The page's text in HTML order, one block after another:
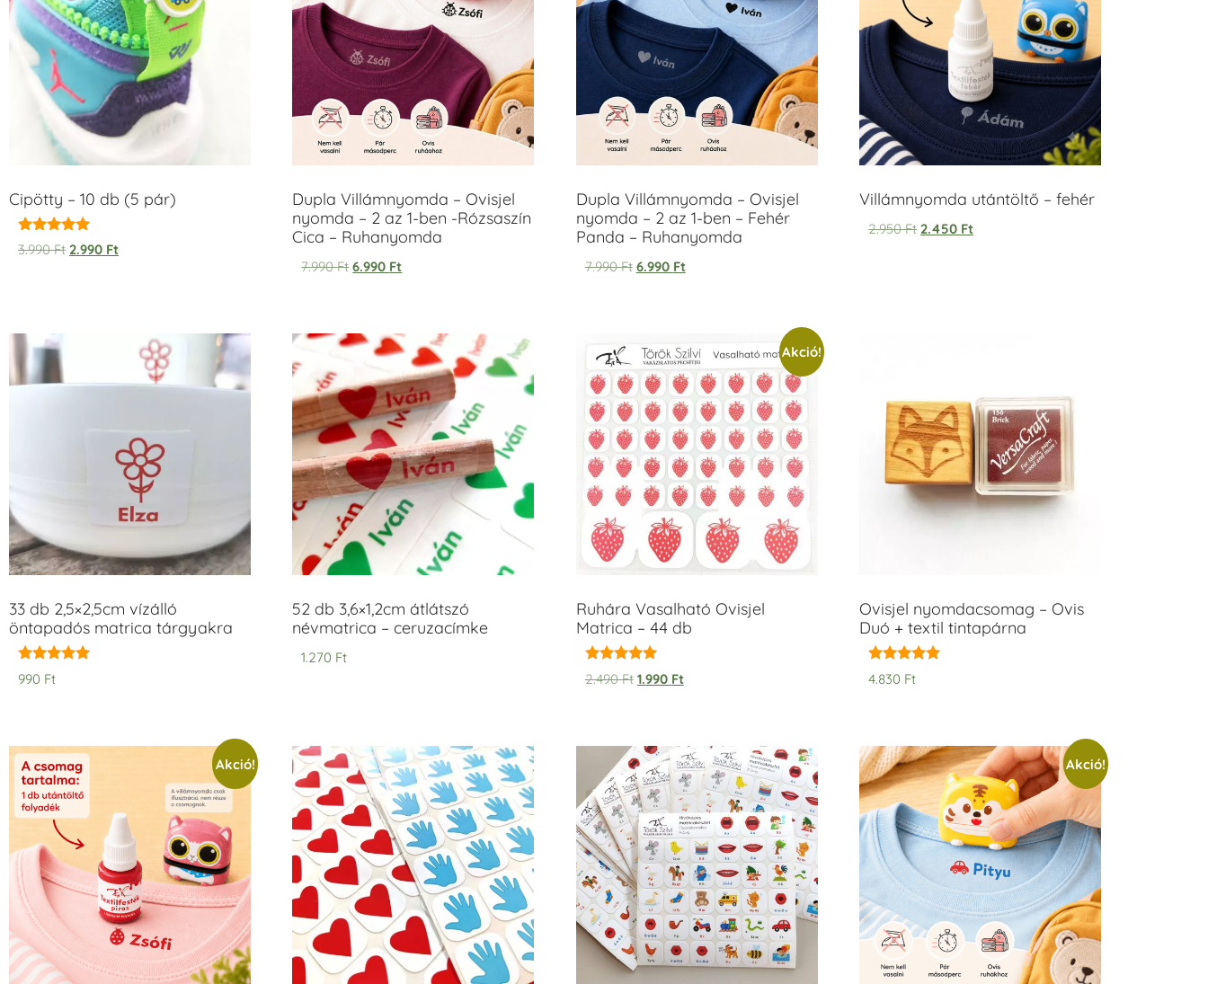
Cipötty – 10 db (5 pár)
Értékelés:
5.00
3.990Ft 2.990 Ft
Dupla Villámnyomda – Ovisjel
nyomda – 2 az 1-ben -Rózsaszín
Cica – Ruhanyomda
7.990Ft 6.990 Ft
Dupla Villámnyomda – Ovisjel
nyomda – 2 az 1-ben – Fehér
Panda – Ruhanyomda
7.990Ft 6.990 Ft
Villámnyomda utántöltő – fehér
2.950Ft 2.450 Ft
33 db 2,5×2,5cm vízálló
öntapadós matrica tárgyakra
Értékelés:
5.00
990 Ft
52 db 3,6×1,2cm átlátszó
névmatrica – ceruzacímke
1.270 Ft
Akció!
Ruhára Vasalható Ovisjel
Matrica – 44 db
Értékelés:
5.00
2.490Ft 1.990 Ft
Ovisjel nyomdacsomag – Ovis
Duó + textil tintapárna
Értékelés:
5.00
4.830 Ft
Akció! Akció!